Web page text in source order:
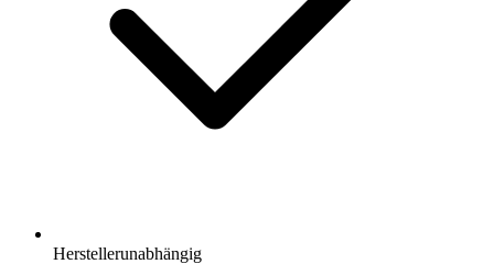
Herstellerunabhängig